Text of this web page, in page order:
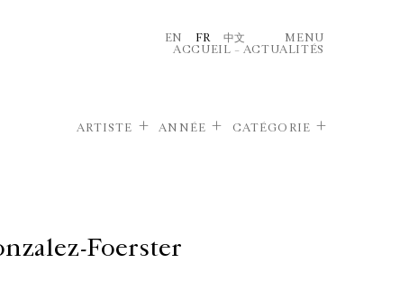
EN FR 中文
MENU
ACCUEIL – ACTUALITÉS
ARTISTE ANNÉE CATÉGORIE
Foerster